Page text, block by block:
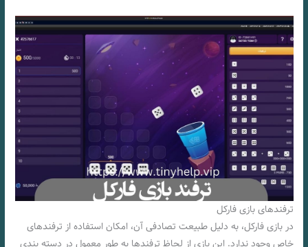
ترفندهای بازی فارکل
در بازی فارکل، به دلیل طبیعت تصادفی آن، امکان استفاده از ترفندهای
خاص وجود ندارد. این بازی از لحاظ ترفندها به طور معمول در دسته‌ بندی